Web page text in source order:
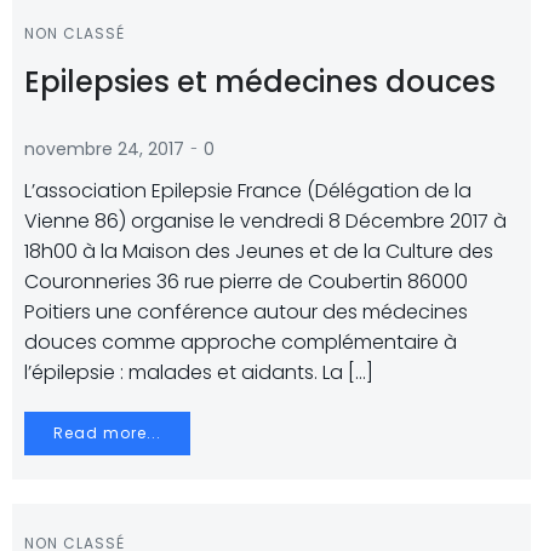
NON CLASSÉ
Epilepsies et médecines douces
novembre 24, 2017 - 0
L’association Epilepsie France (Délégation de la
Vienne 86) organise le vendredi 8 Décembre 2017 à
18h00 à la Maison des Jeunes et de la Culture des
Couronneries 36 rue pierre de Coubertin 86000
Poitiers une conférence autour des médecines
douces comme approche complémentaire à
l’épilepsie : malades et aidants. La […]
Read more...
NON CLASSÉ